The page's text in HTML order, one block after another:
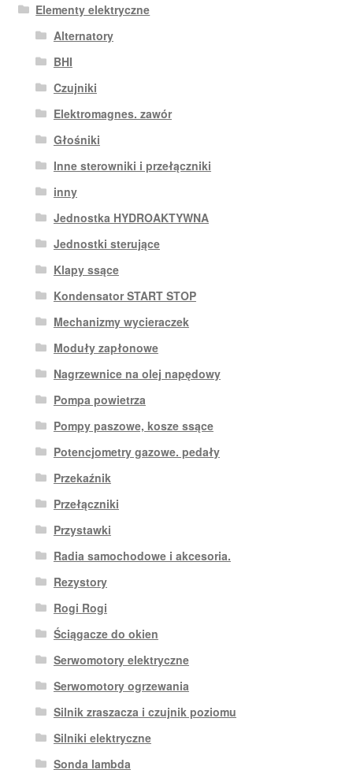
Elementy elektryczne
Alternatory
BHI
Czujniki
Elektromagnes. zawór
Głośniki
Inne sterowniki i przełączniki
inny
Jednostka HYDROAKTYWNA
Jednostki sterujące
Klapy ssące
Kondensator START STOP
Mechanizmy wycieraczek
Moduły zapłonowe
Nagrzewnice na olej napędowy
Pompa powietrza
Pompy paszowe, kosze ssące
Potencjometry gazowe. pedały
Przekaźnik
Przełączniki
Przystawki
Radia samochodowe i akcesoria.
Rezystory
Rogi Rogi
Ściągacze do okien
Serwomotory elektryczne
Serwomotory ogrzewania
Silnik zraszacza i czujnik poziomu
Silniki elektryczne
Sonda lambda